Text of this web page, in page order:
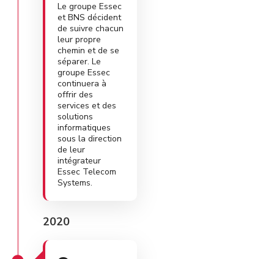
Le groupe Essec
et BNS décident
de suivre chacun
leur propre
chemin et de se
séparer. Le
groupe Essec
continuera à
offrir des
services et des
solutions
informatiques
sous la direction
de leur
intégrateur
Essec Telecom
Systems.
2020